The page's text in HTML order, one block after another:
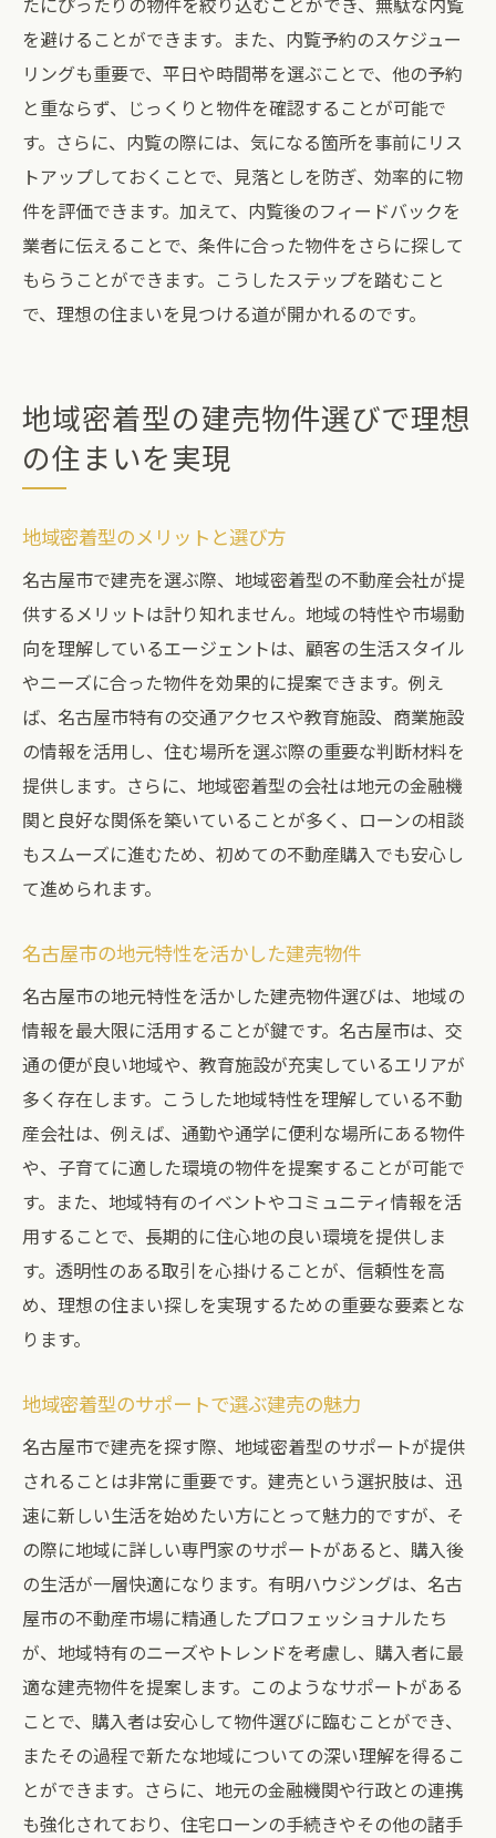
を避けることができます。また、内覧予約のスケジュー
リングも重要で、平日や時間帯を選ぶことで、他の予約
と重ならず、じっくりと物件を確認することが可能で
す。さらに、内覧の際には、気になる箇所を事前にリス
トアップしておくことで、見落としを防ぎ、効率的に物
件を評価できます。加えて、内覧後のフィードバックを
業者に伝えることで、条件に合った物件をさらに探して
もらうことができます。こうしたステップを踏むこと
で、理想の住まいを見つける道が開かれるのです。
地域密着型の建売物件選びで理想
の住まいを実現
地域密着型のメリットと選び方
名古屋市で建売を選ぶ際、地域密着型の不動産会社が提
供するメリットは計り知れません。地域の特性や市場動
向を理解しているエージェントは、顧客の生活スタイル
やニーズに合った物件を効果的に提案できます。例え
ば、名古屋市特有の交通アクセスや教育施設、商業施設
の情報を活用し、住む場所を選ぶ際の重要な判断材料を
提供します。さらに、地域密着型の会社は地元の金融機
関と良好な関係を築いていることが多く、ローンの相談
もスムーズに進むため、初めての不動産購入でも安心し
て進められます。
名古屋市の地元特性を活かした建売物件
名古屋市の地元特性を活かした建売物件選びは、地域の
情報を最大限に活用することが鍵です。名古屋市は、交
通の便が良い地域や、教育施設が充実しているエリアが
多く存在します。こうした地域特性を理解している不動
産会社は、例えば、通勤や通学に便利な場所にある物件
や、子育てに適した環境の物件を提案することが可能で
す。また、地域特有のイベントやコミュニティ情報を活
用することで、長期的に住心地の良い環境を提供しま
す。透明性のある取引を心掛けることが、信頼性を高
め、理想の住まい探しを実現するための重要な要素とな
ります。
地域密着型のサポートで選ぶ建売の魅力
名古屋市で建売を探す際、地域密着型のサポートが提供
されることは非常に重要です。建売という選択肢は、迅
速に新しい生活を始めたい方にとって魅力的ですが、そ
の際に地域に詳しい専門家のサポートがあると、購入後
の生活が一層快適になります。有明ハウジングは、名古
屋市の不動産市場に精通したプロフェッショナルたち
が、地域特有のニーズやトレンドを考慮し、購入者に最
適な建売物件を提案します。このようなサポートがある
ことで、購入者は安心して物件選びに臨むことができ、
またその過程で新たな地域についての深い理解を得るこ
とができます。さらに、地元の金融機関や行政との連携
も強化されており、住宅ローンの手続きやその他の諸手